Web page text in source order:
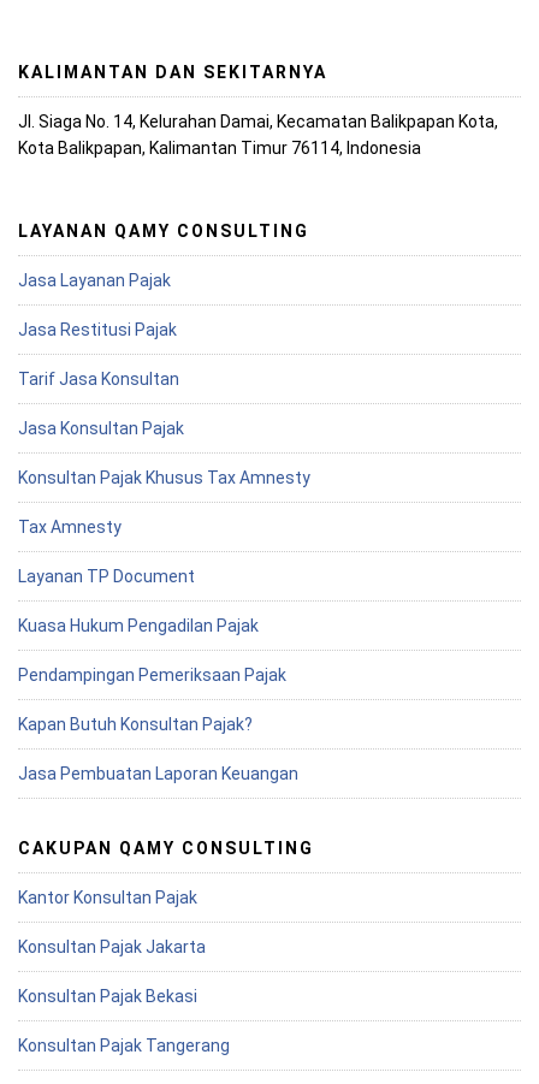
KALIMANTAN DAN SEKITARNYA
Jl. Siaga No. 14, Kelurahan Damai, Kecamatan Balikpapan Kota,
Kota Balikpapan, Kalimantan Timur 76114, Indonesia
LAYANAN QAMY CONSULTING
Jasa Layanan Pajak
Jasa Restitusi Pajak
Tarif Jasa Konsultan
Jasa Konsultan Pajak
Konsultan Pajak Khusus Tax Amnesty
Tax Amnesty
Layanan TP Document
Kuasa Hukum Pengadilan Pajak
Pendampingan Pemeriksaan Pajak
Kapan Butuh Konsultan Pajak?
Jasa Pembuatan Laporan Keuangan
CAKUPAN QAMY CONSULTING
Kantor Konsultan Pajak
Konsultan Pajak Jakarta
Konsultan Pajak Bekasi
Konsultan Pajak Tangerang